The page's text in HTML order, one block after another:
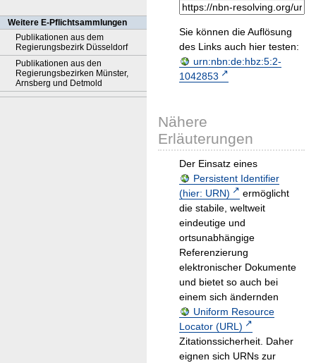
Weitere E-Pflichtsammlungen
Publikationen aus dem
Regierungsbezirk Düsseldorf
Publikationen aus den
Regierungsbezirken Münster,
Arnsberg und Detmold
Sie können die Auflösung
des Links auch hier testen:
urn:nbn:de:hbz:5:2-
1042853
Nähere
Erläuterungen
Der Einsatz eines
Persistent Identifier
(hier: URN)
ermöglicht
die stabile, weltweit
eindeutige und
ortsunabhängige
Referenzierung
elektronischer Dokumente
und bietet so auch bei
einem sich ändernden
Uniform Resource
Locator (URL)
Zitationssicherheit. Daher
eignen sich URNs zur